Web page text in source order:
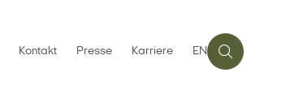
Kontakt Presse Karriere EN